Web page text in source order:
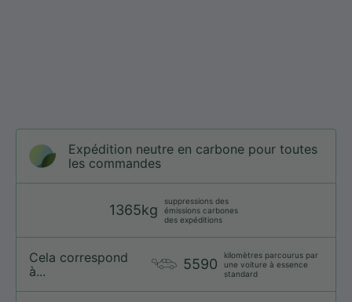
Expédition neutre en carbone pour toutes
les commandes
1365kg
suppressions des
émissions carbones
des expéditions
Cela correspond
à...
5590
kilomètres parcourus par
une voiture à essence
standard